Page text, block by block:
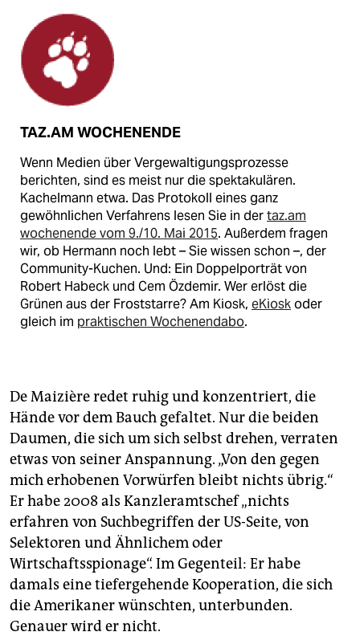
TAZ.AM WOCHENENDE
Wenn Medien über Vergewaltigungsprozesse
berichten, sind es meist nur die spektakulären.
Kachelmann etwa. Das Protokoll eines ganz
gewöhnlichen Verfahrens lesen Sie in dertaz.am
wochenende vom 9./10. Mai 2015. Außerdem fragen
wir, ob Hermann noch lebt – Sie wissen schon –, der
Community-Kuchen. Und: Ein Doppelporträt von
Robert Habeck und Cem Özdemir. Wer erlöst die
Grünen aus der Froststarre? Am Kiosk, eKioskoder
gleich im praktischen Wochenendabo.
De Maizière redet ruhig und konzentriert, die
Hände vor dem Bauch gefaltet. Nur die beiden
Daumen, die sich um sich selbst drehen, verraten
etwas von seiner Anspannung. „Von den gegen
mich erhobenen Vorwürfen bleibt nichts übrig.“
Er habe 2008 als Kanzleramtschef „nichts
erfahren von Suchbegriffen der US-Seite, von
Selektoren und Ähnlichem oder
Wirtschaftsspionage“. Im Gegenteil: Er habe
damals eine tiefergehende Kooperation, die sich
die Amerikaner wünschten, unterbunden.
Genauer wird er nicht.